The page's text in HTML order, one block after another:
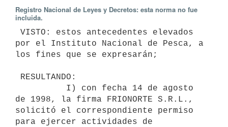
Registro Nacional de Leyes y Decretos: esta norma no fue
incluida.
por el Instituto Nacional de Pesca, a
los fines que se expresarán;
de 1998, la firma FRIONORTE S.R.L.,
solicitó el correspondiente permiso
para ejercer actividades de